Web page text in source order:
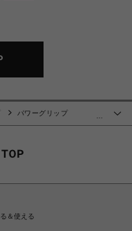
パワーグリップ
＆使える